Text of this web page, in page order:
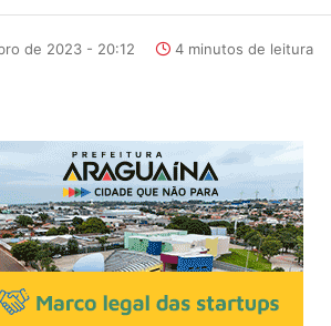
de 2023 - 20:12 4 minutos de leitura